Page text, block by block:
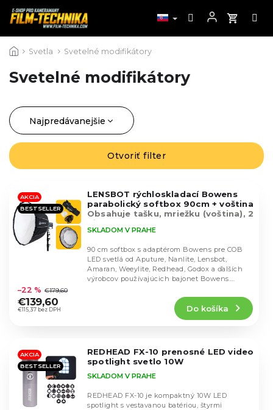
na
Svetla Svetelné modifikátory
Svetelné modifikátory
R
a
d
e
e
p
r
Najpredávanejšie
Najlacnejšie
Otvoriť filter
V
s
p
AKCIA
BESTSELLER
LENSBOT rýchloskladací Bowens
parabolický softbox 90cm + voština
Obsahuje tašku, mriežku (voština), 2
difúze
hodnotenie
produktu
je
hviezdičiek.
SKLADOM V PRAHE
€115,37 bez DPH
–22 % €179,60
€139,60
Do košíka
90 cm softbox s adaptérom Bowens pre COB
LED svetlá od Aputure, Nanlite, Lensbot,
Amaran, Weeylite, Redhead, Godox a ďalších
výrobcov používajúcich bajonet Bowens.
AKCIA
BESTSELLER
REDHEAD FX-10 prenosné LED video
spotlight svetlo 10W
SKLADOM V PRAHE
REDHEAD FX-10 je kompaktný 10W LED
spotlight s vestavanou batériou, štyrmi